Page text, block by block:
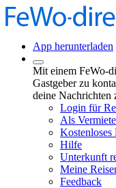
App herunterladen
Mit einem FeWo-
Gastgeber zu
deine Nachrichten
Login für
Als
Kostenloses
Hilfe
Unterkunft
Meine
Feedback